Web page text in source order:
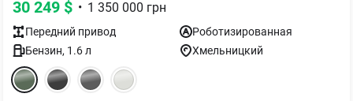
30 249 $ • 1 350 000 грн
Передний привод
Роботизированная
Бензин, 1.6л Хмельницкий